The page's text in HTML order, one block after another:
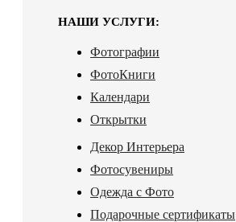
НАШИ УСЛУГИ:
Фотографии
ФотоКниги
Календари
Открытки
Декор Интерьера
Фотосувениры
Одежда с Фото
Подарочные сертификаты